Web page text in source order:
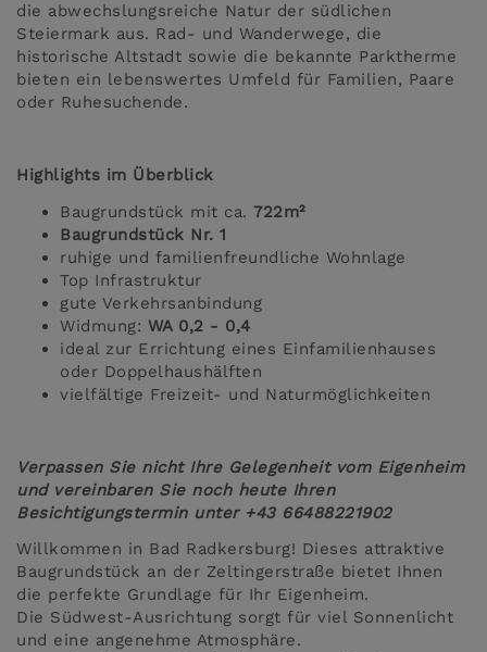
die abwechslungsreiche Natur der südlichen
Steiermark aus. Rad- und Wanderwege, die
historische Altstadt sowie die bekannte Parktherme
bieten ein lebenswertes Umfeld für Familien, Paare
oder Ruhesuchende.
Highlights im Überblick
Baugrundstück mit ca. 722m²
Baugrundstück Nr. 1
ruhige und familienfreundliche Wohnlage
Top Infrastruktur
gute Verkehrsanbindung
Widmung: WA 0,2 - 0,4
ideal zur Errichtung eines Einfamilienhauses
oder Doppelhaushälften
vielfältige Freizeit- und Naturmöglichkeiten
Verpassen Sie nicht Ihre Gelegenheit vom Eigenheim
und vereinbaren Sie noch heute Ihren
Besichtigungstermin unter +43 66488221902
Willkommen in Bad Radkersburg! Dieses attraktive
Baugrundstück an der Zeltingerstraße bietet Ihnen
die perfekte Grundlage für Ihr Eigenheim.
Die Südwest-Ausrichtung sorgt für viel Sonnenlicht
und eine angenehme Atmosphäre.